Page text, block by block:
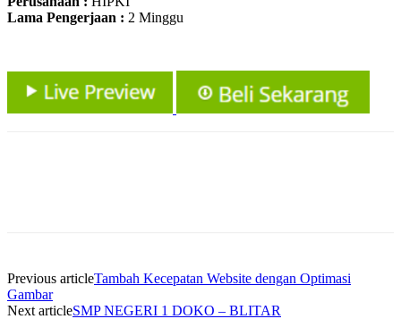
Lama Pengerjaan : 2 Minggu
Previous articleTambah Kecepatan Website dengan Optimasi
Gambar
Next articleSMP NEGERI 1 DOKO – BLITAR